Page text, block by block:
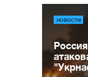
НОВОСТИ